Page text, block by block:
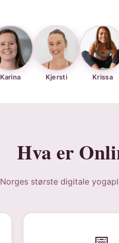
Kjersti Krissa
Hva er
Norges største digitale